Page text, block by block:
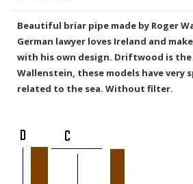
Beautiful briar pipe made by Roger
German lawyer loves Ireland and
with his own design. Driftwood is the
Wallenstein, these models have very
related to the sea. Without filter.